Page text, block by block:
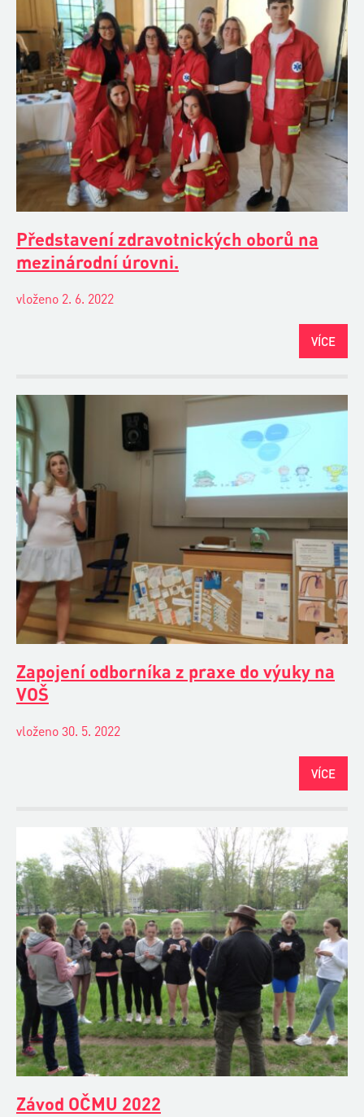
Představení zdravotnických oborů na
mezinárodní úrovni.
vloženo 2. 6. 2022
VÍCE
Zapojení odborníka z praxe do výuky na
VOŠ
vloženo 30. 5. 2022
VÍCE
Závod OČMU 2022